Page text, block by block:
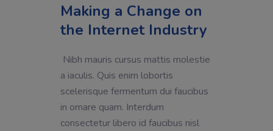
Making a Change on
the Internet Industry
Nibh mauris cursus mattis molestie
a iaculis. Quis enim lobortis
scelerisque fermentum dui faucibus
in ornare quam. Interdum
consectetur libero id faucibus nisl